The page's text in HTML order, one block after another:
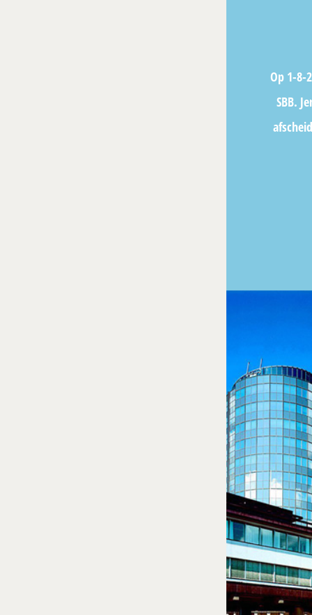
Op 1-8-
SBB.